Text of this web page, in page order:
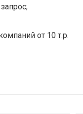
от 10 т.р.